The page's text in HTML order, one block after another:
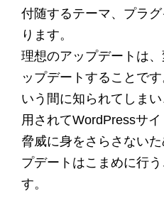
付随するテーマ、プラ
ります。
理想のアップデートは
ップデートすることで
いう間に知られてしま
用されてWordPressサ
脅威に身をさらさない
プデートはこまめに行
す。